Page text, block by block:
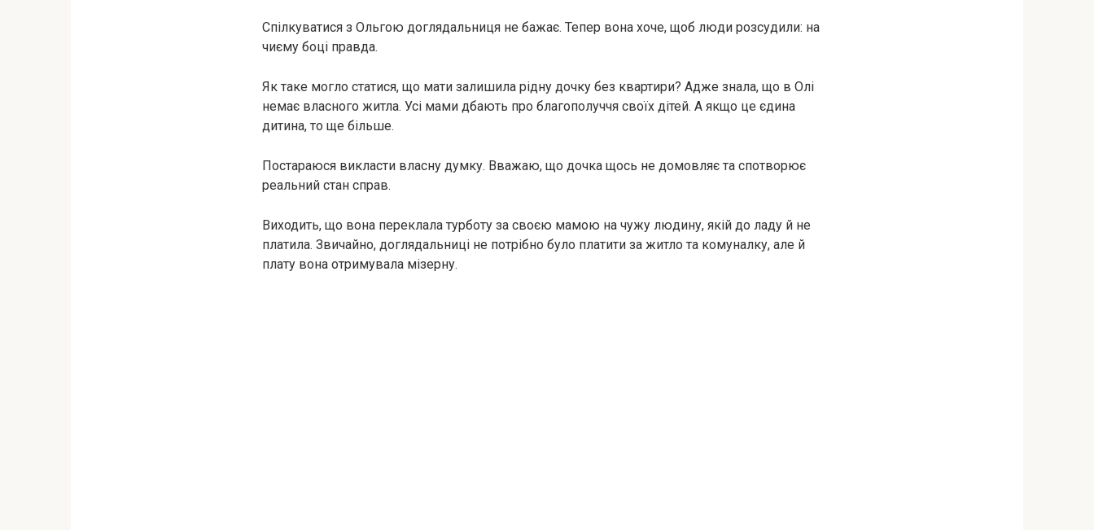
Спілкуватися з Ольгою доглядальниця не бажає. Тепер вона хоче, щоб люди розсудили: на
чиєму боці правда.
Як таке могло статися, що мати залишила рідну дочку без квартири? Адже знала, що в Олі
немає власного житла. Усі мами дбають про благополуччя своїх дітей. А якщо це єдина
дитина, то ще більше.
Постараюся викласти власну думку. Вважаю, що дочка щось не домовляє та спотворює
реальний стан справ.
Виходить, що вона переклала турботу за своєю мамою на чужу людину, якій до ладу й не
платила. Звичайно, доглядальниці не потрібно було платити за житло та комуналку, але й
плату вона отримувала мізерну.